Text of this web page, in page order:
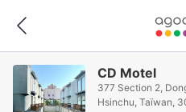
CD Motel
377 Section 2,
Hsinchu, Taïwan,